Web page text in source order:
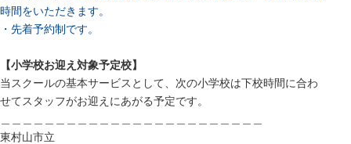
時間をいただきます。
・先着予約制です。
【小学校お迎え対象予定校】
当スクールの基本サービスとして、次の小学校は下校時間に合わ
せてスタッフがお迎えにあがる予定です。
東村山市立